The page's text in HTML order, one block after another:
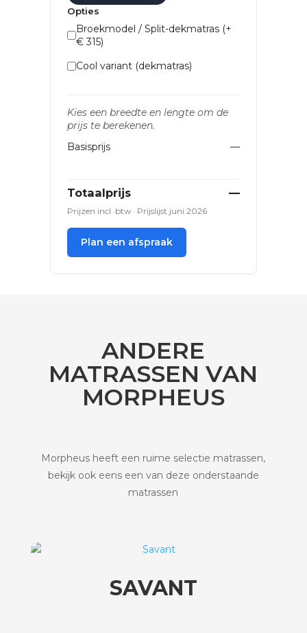
Opties
Broekmodel / Split-dekmatras (+
€ 315)
Cool variant (dekmatras)
Kies een breedte en lengte om de
prijs te berekenen.
Basisprijs
—
Totaalprijs —
Prijzen incl. btw · Prijslijst juni 2026
Plan een afspraak
ANDERE
MATRASSEN VAN
MORPHEUS
Morpheus heeft een ruime selectie matrassen,
bekijk ook eens een van deze onderstaande
matrassen
SAVANT